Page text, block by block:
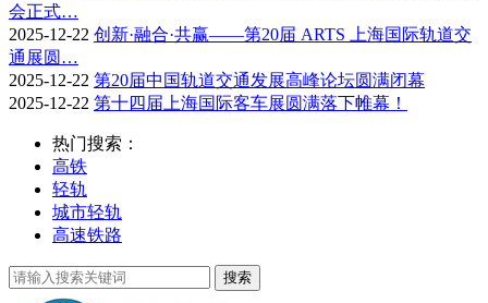
会正式…
2025-12-22 创新·融合·共赢——第20届 ARTS 上海国际轨道交
通展圆…
2025-12-22 第20届中国轨道交通发展高峰论坛圆满闭幕
2025-12-22 第十四届上海国际客车展圆满落下帷幕！
热门搜索：
高铁
轻轨
城市轻轨
高速铁路